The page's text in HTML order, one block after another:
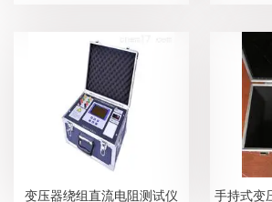
变压器绕组直流电阻测试仪